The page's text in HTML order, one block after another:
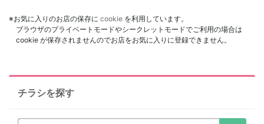
※お気に入りのお店の保存に cookie を利用しています。
ブラウザのプライベートモードやシークレットモードでご利用の場合は
cookie が保存されませんのでお店をお気に入りに登録できません。
チラシを探す